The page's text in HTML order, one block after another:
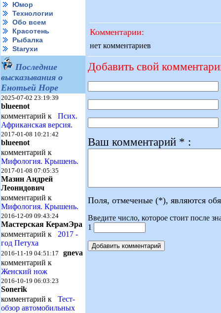
Юмор
Технологии
Обо всем
Красотень
Рыбалка
Starухи
Последние
высказывания о
Енотьей Норе
2025-07-02 23:19:39
blueenot
комментарий к Псих.
Африканская версия.
2017-01-08 10:21:42
blueenot
комментарий к
Мифология. Крышень.
2017-01-08 07:05:35
Мазин Андрей
Леонидович
комментарий к
Мифология. Крышень.
2016-12-09 09:43:24
Мастерская КерамЭра
комментарий к 2017 -
год Петуха
2016-11-19 04:51:17 gneva
комментарий к
Женский нож
2016-10-19 06:03:23
Sonerik
комментарий к Тест-
обзор автомобильных
Комментарии:
нет комментариев
Добавить свой
Ваш комментарий * :
Поля, отмеченые (*), являются
Введите число, которое стоит после
1